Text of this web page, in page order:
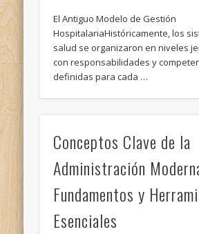
El Antiguo Modelo de Gestión
HospitalariaHistóricamente, los
salud se organizaron en niveles
con responsabilidades y
definidas para cada …
Conceptos Clave de la
Administración
Fundamentos y
Esenciales